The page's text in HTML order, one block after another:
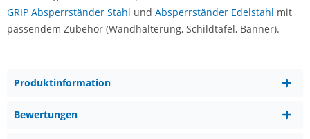
GRIP Absperrständer Stahl und Absperrständer Edelstahl mit
passendem Zubehör (Wandhalterung, Schildtafel, Banner).
Produktinformation
Bewertungen